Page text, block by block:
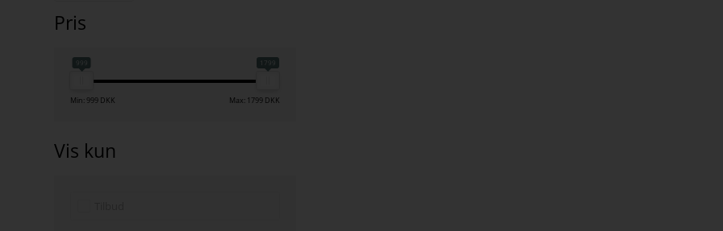
Pris
999 1799
Min: 999 DKK Max: 1799 DKK
Vis kun